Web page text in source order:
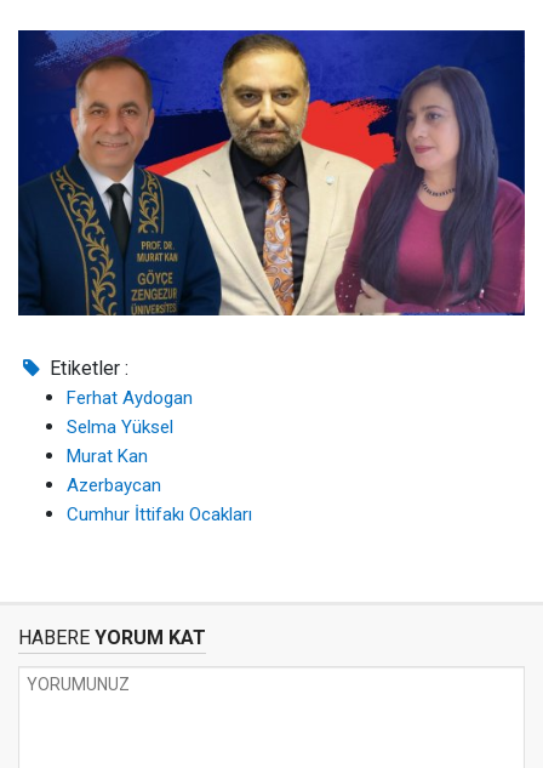
Etiketler :
Ferhat Aydogan
Selma Yüksel
Murat Kan
Azerbaycan
Cumhur İttifakı Ocakları
HABERE YORUM KAT